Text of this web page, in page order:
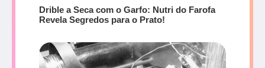
Drible a Seca com o Garfo: Nutri do Farofa
Revela Segredos para o Prato!